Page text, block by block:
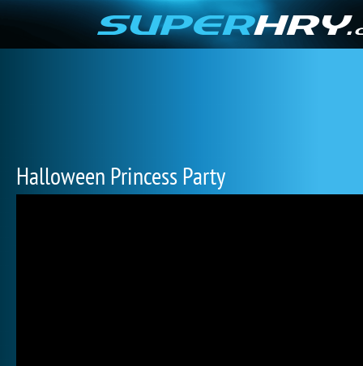
Halloween Princess Party